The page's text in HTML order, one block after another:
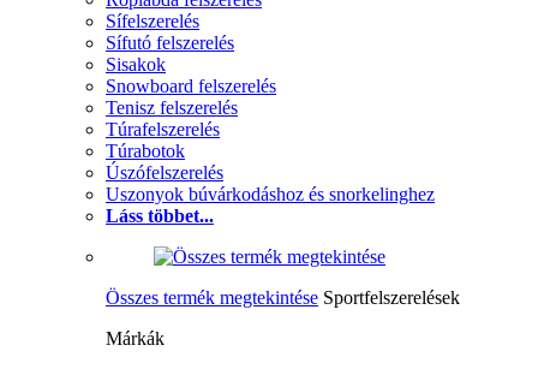
Sífelszerelés
Sífutó felszerelés
Sisakok
Snowboard felszerelés
Tenisz felszerelés
Túrafelszerelés
Túrabotok
Úszófelszerelés
Uszonyok búvárkodáshoz és snorkelinghez
Láss többet...
Összes termék megtekintése Sportfelszerelések
Márkák